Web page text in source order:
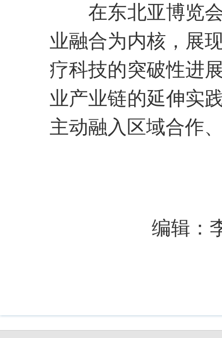
在东北亚博览
业融合为内核，展
疗科技的突破性进
业产业链的延伸实
主动融入区域合作
编辑：